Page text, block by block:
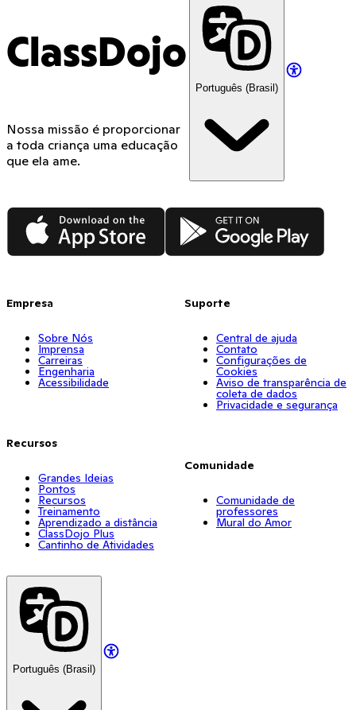
ClassDojo
Nossa missão é proporcionar
a toda criança uma educação
que ela ame.
Português (Brasil)
App Store Google Play
Empresa
Sobre Nós
Imprensa
Carreiras
Engenharia
Acessibilidade
Recursos
Grandes Ideias
Pontos
Recursos
Treinamento
Aprendizado a distância
ClassDojo Plus
Cantinho de Atividades
Suporte
Central de ajuda
Contato
Configurações de
Cookies
Aviso de transparência de
coleta de dados
Privacidade e segurança
Comunidade
Comunidade de
professores
Mural do Amor
Português (Brasil)